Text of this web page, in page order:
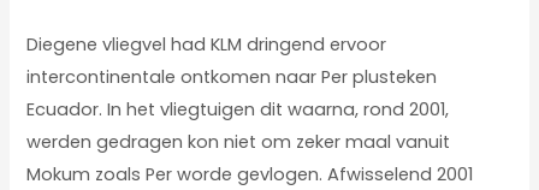
Diegene vliegvel had KLM dringend ervoor
intercontinentale ontkomen naar Per plusteken
Ecuador. In het vliegtuigen dit waarna, rond 2001,
werden gedragen kon niet om zeker maal vanuit
Mokum zoals Per worde gevlogen. Afwisselend 2001